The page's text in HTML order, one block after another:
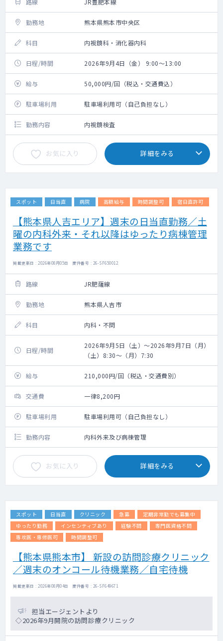
路線 JR豊肥本線
勤務地 熊本県熊本市中央区
科目 内視鏡科・消化器内科
日程/時間 2026年9月4日（金） 9:00～13:00
給与 50,000円/回（税込・交通費込）
駐車場利用 駐車場利用可（自己負担なし）
勤務内容 内視鏡検査
お気に入り 詳細をみる
スポット 日当直 病院 高額給与 時間調整可 宿日直許可
【熊本県人吉エリア】週末の日当直勤務／土
曜の内科外来・それ以降はゆったり病棟管理
業務です
掲載更新日 : 2026年08月05日 案件番号 : 26-SF650012
路線 JR肥薩線
勤務地 熊本県人吉市
科目 内科・不問
日程/時間
2026年9月5日（土）～2026年9月7日（月）
（土）8:30～（月）7:30
給与 210,000円/回（税込・交通費別）
交通費 一律8,200円
駐車場利用 駐車場利用可（自己負担なし）
勤務内容 内科外来及び病棟管理
お気に入り 詳細をみる
スポット 日当直 クリニック 急募
定期非常勤でも募集中
ゆったり勤務
インセンティブあり 経験不問
専門医資格不問
専攻医・専修医可
時間調整可
【熊本県熊本市】 新設の訪問診療クリニック
／週末のオンコール待機業務／自宅待機
掲載更新日 : 2026年08月04日 案件番号 : 26-SF649671
担当エージェントより
◇2026年9月開院の訪問診療クリニック